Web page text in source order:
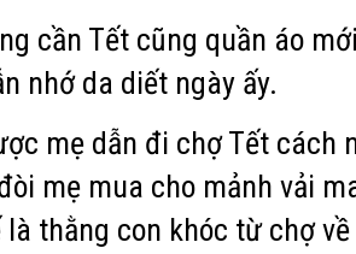
cần Tết cũng quần áo
nhớ da diết ngày ấy.
mẹ dẫn đi chợ Tết cách
mẹ mua cho mảnh vải
là thằng con khóc từ chợ